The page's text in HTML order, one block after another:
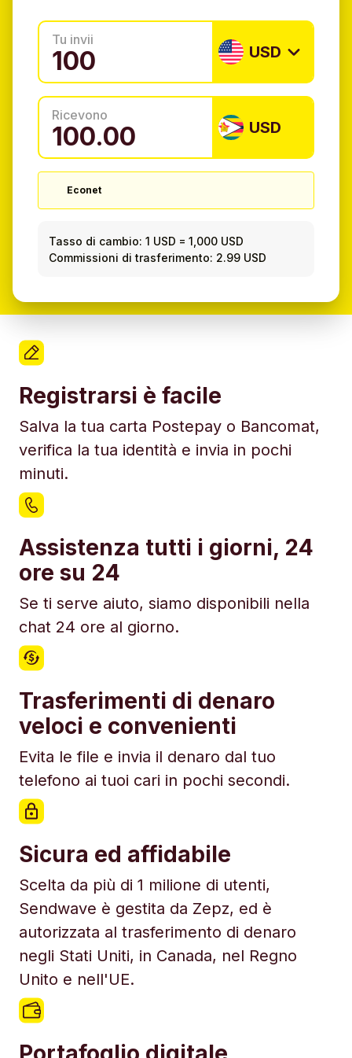
Tu invii
USD
Ricevono
USD
Econet
Tasso di cambio: 1 USD =1,000 USD
Commissioni di trasferimento: 2.99 USD
Registrarsi è facile
Salva la tua carta Postepay o Bancomat,
verifica la tua identità e invia in pochi
minuti.
Assistenza tutti i giorni, 24
ore su 24
Se ti serve aiuto, siamo disponibili nella
chat 24 ore al giorno.
Trasferimenti di denaro
veloci e convenienti
Evita le file e invia il denaro dal tuo
telefono ai tuoi cari in pochi secondi.
Sicura ed affidabile
Scelta da più di 1 milione di utenti,
Sendwave è gestita da Zepz, ed è
autorizzata al trasferimento di denaro
negli Stati Uniti, in Canada, nel Regno
Unito e nell'UE.